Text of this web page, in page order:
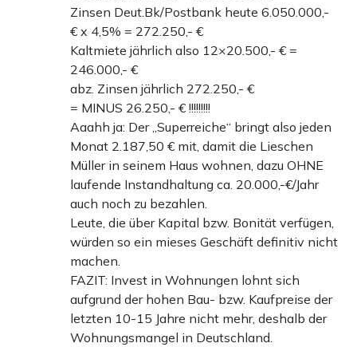
Zinsen Deut.Bk/Postbank heute 6.050.000,-
€ x 4,5% = 272.250,- €
Kaltmiete jährlich also 12×20.500,- € =
246.000,- €
abz. Zinsen jährlich 272.250,- €
= MINUS 26.250,- € !!!!!!!!!
Aaahh ja: Der „Superreiche“ bringt also jeden
Monat 2.187,50 € mit, damit die Lieschen
Müller in seinem Haus wohnen, dazu OHNE
laufende Instandhaltung ca. 20.000,-€/Jahr
auch noch zu bezahlen.
Leute, die über Kapital bzw. Bonität verfügen,
würden so ein mieses Geschäft definitiv nicht
machen.
FAZIT: Invest in Wohnungen lohnt sich
aufgrund der hohen Bau- bzw. Kaufpreise der
letzten 10-15 Jahre nicht mehr, deshalb der
Wohnungsmangel in Deutschland.